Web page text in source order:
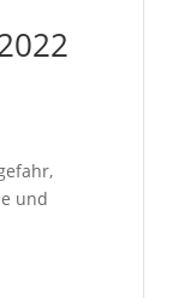
und